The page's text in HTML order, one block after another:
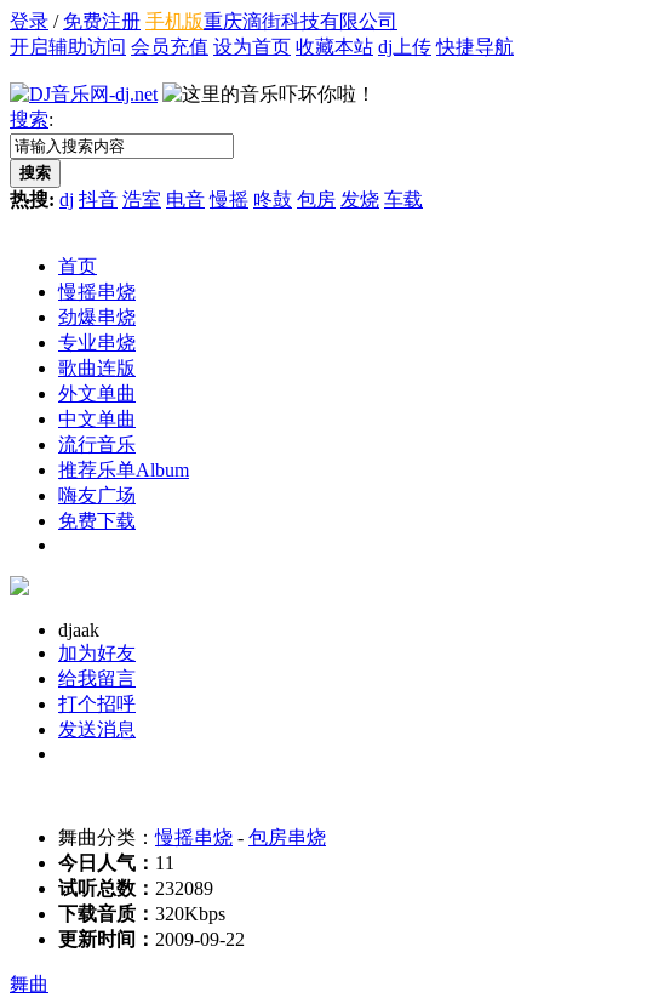
登录 / 免费注册 手机版重庆滴街科技有限公司
开启辅助访问 会员充值 设为首页 收藏本站 dj上传 快捷导航
搜索:
搜索
热搜: dj 抖音 浩室 电音 慢摇 咚鼓 包房 发烧 车载
首页
慢摇串烧
劲爆串烧
专业串烧
歌曲连版
外文单曲
中文单曲
流行音乐
推荐乐单Album
嗨友广场
免费下载
djaak
加为好友
给我留言
打个招呼
发送消息
舞曲分类：慢摇串烧 - 包房串烧
今日人气： 11
试听总数： 232089
下载音质： 320Kbps
更新时间： 2009-09-22
舞曲